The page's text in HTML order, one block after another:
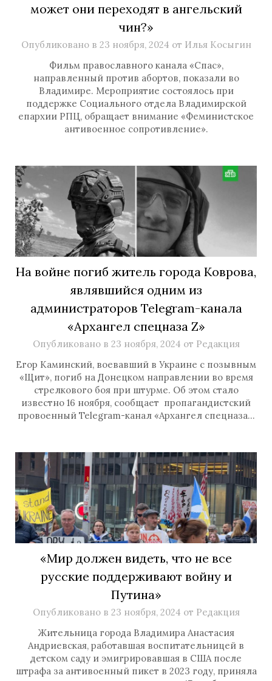
может они переходят в ангельский
чин?»
Опубликовано в 23 ноября, 2024 от Илья Косыгин
Фильм православного канала «Спас»,
направленный против абортов, показали во
Владимире. Мероприятие состоялось при
поддержке Социального отдела Владимирской
епархии РПЦ, обращает внимание «Феминистское
антивоенное сопротивление».
На войне погиб житель города Коврова,
являвшийся одним из
администраторов Telegram-канала
«Архангел спецназа Z»
Опубликовано в 23 ноября, 2024 от Редакция
Егор Каминский, воевавший в Украине с позывным
«Щит», погиб на Донецком направлении во время
стрелкового боя при штурме. Об этом стало
известно 16 ноября, сообщает пропагандистский
провоенный Telegram-канал «Архангел спецназа…
«Мир должен видеть, что не все
русские поддерживают войну и
Путина»
Опубликовано в 23 ноября, 2024 от Редакция
Жительница города Владимира Анастасия
Андриевская, работавшая воспитательницей в
детском саду и эмигрировавшая в США после
штрафа за антивоенный пикет в 2023 году, приняла